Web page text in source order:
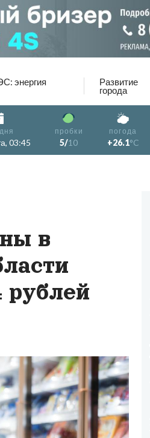
энергия Развитие
города
03:45
пробки
5/10
погода
+26.1°C
в
рублей